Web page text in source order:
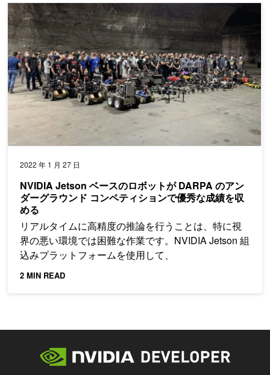
2022 年 1 月 27 日
NVIDIA Jetson ベースのロボットが DARPA のアン
ダーグラウンド コンペティションで優秀な成績を収
める
リアルタイムに高精度の推論を行うことは、特に視
界の悪い環境では困難な作業です。NVIDIA Jetson 組
込みプラットフォームを使用して、
2 MIN READ
NVIDIA Jetson ベースのロボットが DARPA のアンダーグラウ